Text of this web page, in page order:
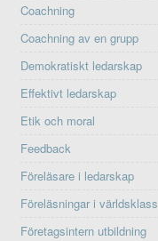
Coachning
Coachning av en grupp
Demokratiskt ledarskap
Effektivt ledarskap
Etik och moral
Feedback
Föreläsare i ledarskap
Föreläsningar i världsklass
Företagsintern utbildning